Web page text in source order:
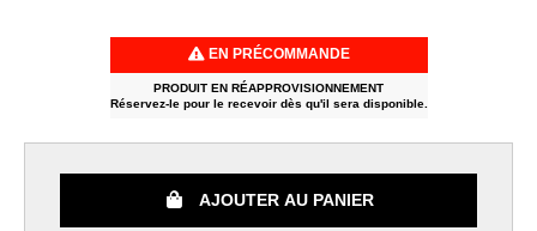
EN PRÉCOMMANDE
PRODUIT EN RÉAPPROVISIONNEMENT
Réservez-le pour le recevoir dès qu'il sera disponible.
AJOUTER AU PANIER